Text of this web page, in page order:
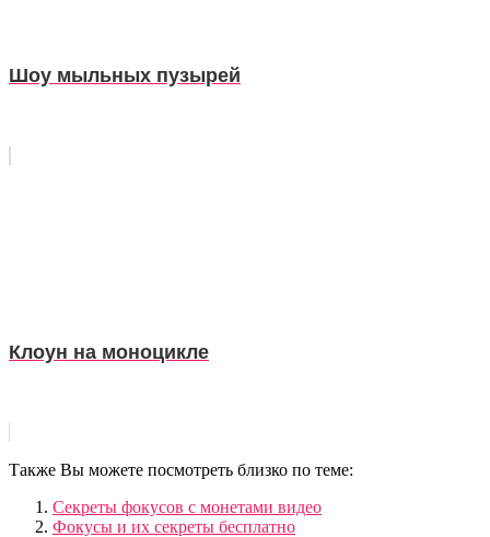
Шоу мыльных пузырей
Клоун на моноцикле
Также Вы можете посмотреть близко по теме:
Секреты фокусов с монетами видео
Фокусы и их секреты бесплатно